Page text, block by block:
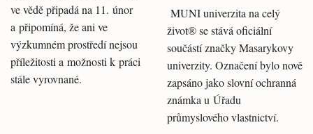
ve vědě připadá na 11. únor
a připomíná, že ani ve
výzkumném prostředí nejsou
příležitosti a možnosti k práci
stále vyrovnané.
MUNI univerzita na celý
život® se stává oficiální
součástí značky Masarykovy
univerzity. Označení bylo nově
zapsáno jako slovní ochranná
známka u Úřadu
průmyslového vlastnictví.